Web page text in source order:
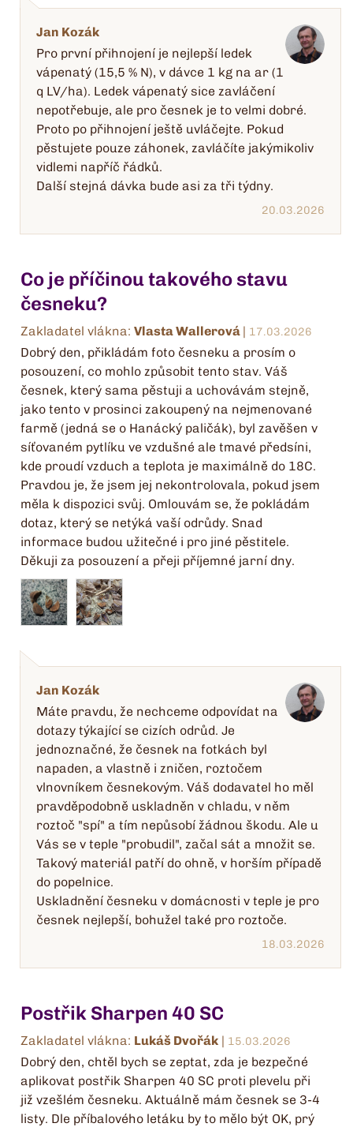
Jan Kozák
Pro první přihnojení je nejlepší ledek
vápenatý (15,5 % N), v dávce 1 kg na ar (1
q LV/ha). Ledek vápenatý sice zavláčení
nepotřebuje, ale pro česnek je to velmi dobré.
Proto po přihnojení ještě uvláčejte. Pokud
pěstujete pouze záhonek, zavláčíte jakýmikoliv
vidlemi napříč řádků.
Další stejná dávka bude asi za tři týdny.
20.03.2026
Co je příčinou takového stavu
česneku?
Zakladatel vlákna: Vlasta Wallerová | 17.03.2026
Dobrý den, přikládám foto česneku a prosím o
posouzení, co mohlo způsobit tento stav. Váš
česnek, který sama pěstuji a uchovávám stejně,
jako tento v prosinci zakoupený na nejmenované
farmě (jedná se o Hanácký paličák), byl zavěšen v
síťovaném pytlíku ve vzdušné ale tmavé předsíni,
kde proudí vzduch a teplota je maximálně do 18C.
Pravdou je, že jsem jej nekontrolovala, pokud jsem
měla k dispozici svůj. Omlouvám se, že pokládám
dotaz, který se netýká vaší odrůdy. Snad
informace budou užitečné i pro jiné pěstitele.
Děkuji za posouzení a přeji příjemné jarní dny.
Jan Kozák
Máte pravdu, že nechceme odpovídat na
dotazy týkající se cizích odrůd. Je
jednoznačné, že česnek na fotkách byl
napaden, a vlastně i zničen, roztočem
vlnovníkem česnekovým. Váš dodavatel ho měl
pravděpodobně uskladněn v chladu, v něm
roztoč "spí" a tím nepůsobí žádnou škodu. Ale u
Vás se v teple "probudil", začal sát a množit se.
Takový materiál patří do ohně, v horším případě
do popelnice.
Uskladnění česneku v domácnosti v teple je pro
česnek nejlepší, bohužel také pro roztoče.
18.03.2026
Postřik Sharpen 40 SC
Zakladatel vlákna: Lukáš Dvořák | 15.03.2026
Dobrý den, chtěl bych se zeptat, zda je bezpečné
aplikovat postřik Sharpen 40 SC proti plevelu při
již vzešlém česneku. Aktuálně mám česnek se 3-4
listy. Dle příbalového letáku by to mělo být OK, prý